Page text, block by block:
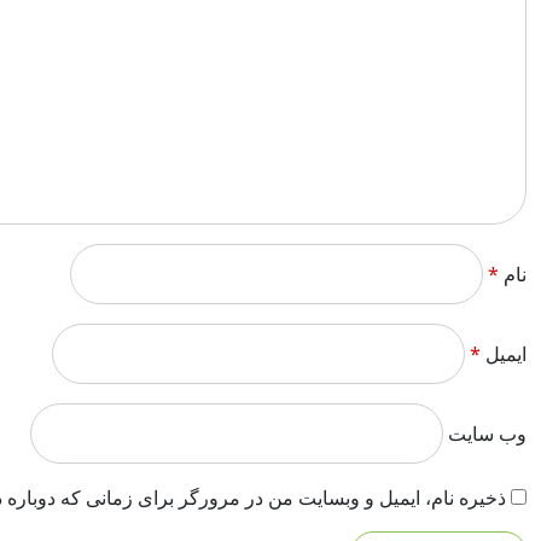
نام *
ایمیل *
وب‌ سایت
ذخیره نام، ایمیل و وبسایت من در مرورگر برای زمانی که